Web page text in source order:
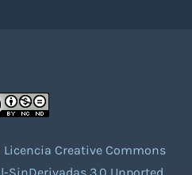
Licencia Creative Commons